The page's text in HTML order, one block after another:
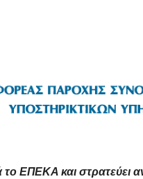
το ΕΠΕΚΑ και